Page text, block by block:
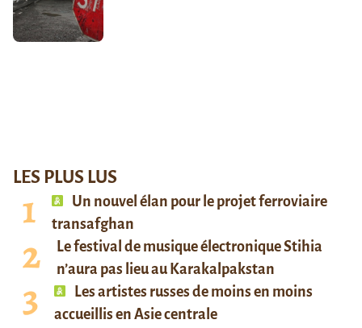
LES PLUS LUS
Un nouvel élan pour le projet ferroviaire
transafghan
Le festival de musique électronique Stihia
n’aura pas lieu au Karakalpakstan
Les artistes russes de moins en moins
accueillis en Asie centrale